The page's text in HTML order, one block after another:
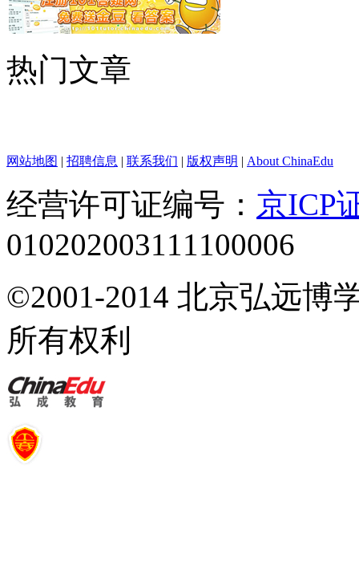
热门文章
网站地图 | 招聘信息 | 联系我们 | 版权声明 | About ChinaEdu
经营许可证编号： 京ICP
010202003111100006
©2001-2014 北京弘远博
所有权利